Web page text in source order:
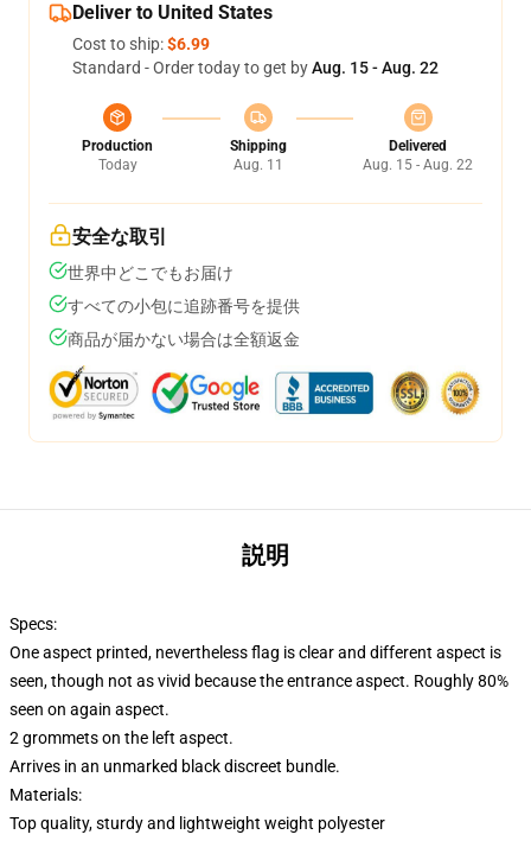
Deliver to United States
Cost to ship:$6.99
Standard - Order today to get byAug. 15 - Aug. 22
Production
Today
Shipping
Aug. 11
Delivered
Aug. 15 - Aug. 22
安全な取引
世界中どこでもお届け
すべての小包に追跡番号を提供
商品が届かない場合は全額返金
説明
Specs:
One aspect printed, nevertheless flag is clear and different aspect is
seen, though not as vivid because the entrance aspect. Roughly 80%
seen on again aspect.
2 grommets on the left aspect.
Arrives in an unmarked black discreet bundle.
Materials:
Top quality, sturdy and lightweight weight polyester